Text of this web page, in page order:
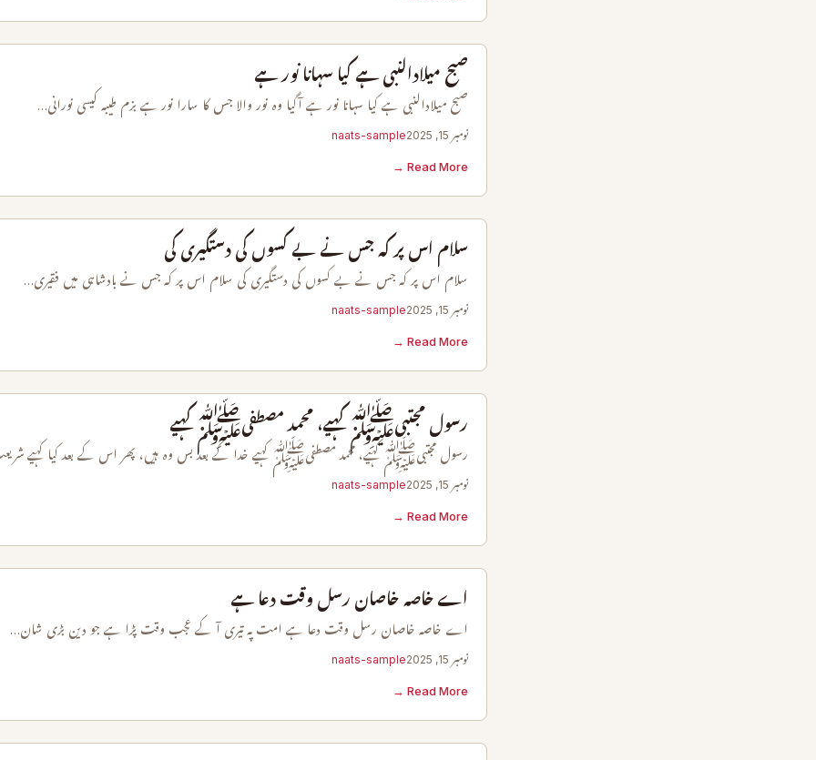
صبح میلادالنبی ہے کیا سہانا نور ہے
صبح میلادالنبی ہے کیا سہانا نور ہے آگیا وہ نور والا جس کا سارا نور ہے بزم طیبہ کیسی نورانی…
نومبر 15, 2025 naats-sample
Read More →
سلام اس پر کہ جس نے بے کسوں کی دستگیری کی
سلام اس پر کہ جس نے بے کسوں کی دستگیری کی سلام اس پر کہ جس نے بادشاہی میں فقیری…
نومبر 15, 2025 naats-sample
Read More →
رسول مجتبیﷺ کہیے، محمد مصطفیﷺ کہیے
رسول مجتبیﷺ کہیے، محمد مصطفیﷺ کہیے خدا کے بعد بس وہ ہیں، پھر اس کے بعد کیا کہیے
نومبر 15, 2025 naats-sample
Read More →
اے خاصہ خاصان رسل وقت دعا ہے
اے خاصہ خاصان رسل وقت دعا ہے امت پہ تیری آ کے عجب وقت پڑا ہے جو دین بڑی شان…
نومبر 15, 2025 naats-sample
Read More →